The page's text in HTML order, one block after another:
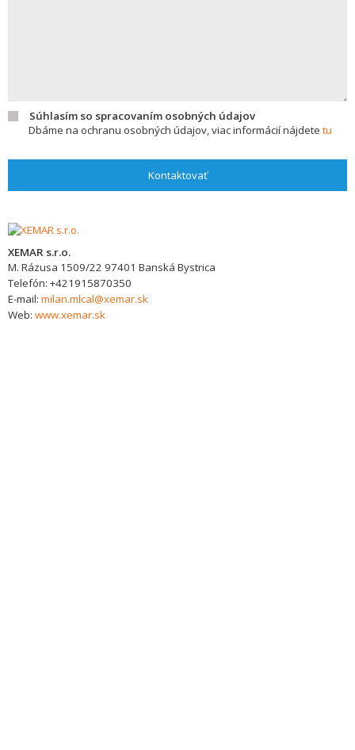
Súhlasím so spracovaním osobných údajov
Dbáme na ochranu osobných údajov, viac informácií nájdete tu
Kontaktovať
XEMAR s.r.o.
M. Rázusa 1509/22 97401 Banská Bystrica
Telefón: +421915870350
E-mail: milan.mlcal@xemar.sk
Web: www.xemar.sk